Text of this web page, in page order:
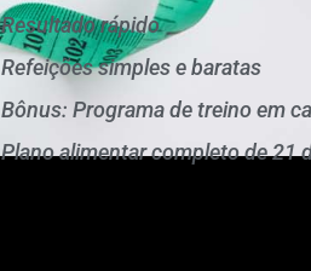
Resultado rápido
Refeições simples e baratas
Bônus: Programa de treino em
Plano alimentar completo de 21